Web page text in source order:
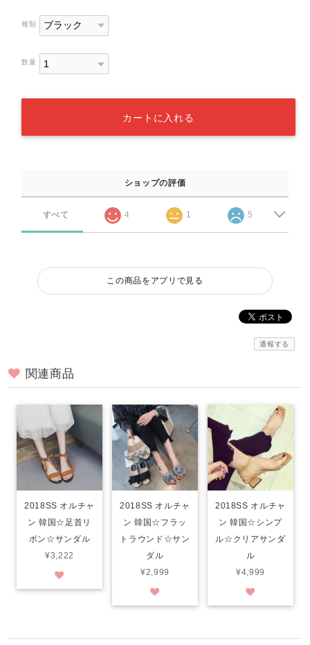
種類
数量
カートに入れる
ショップの評価
すべて 4 1 5
この商品をアプリで見る
通報する
関連商品
2018SS オルチャ
ン 韓国☆足首リ
ボン☆サンダル
¥3,222
2018SS オルチャ
ン 韓国☆フラッ
トラウンド☆サン
ダル
¥2,999
2018SS オルチャ
ン 韓国☆シンプ
ル☆クリアサンダ
ル
¥4,999